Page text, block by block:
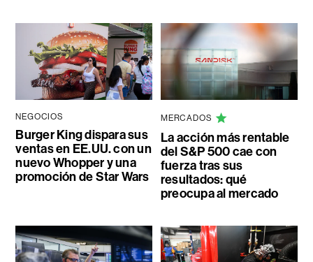
NEGOCIOS
Burger King dispara sus
ventas en EE.UU. con un
nuevo Whopper y una
promoción de Star Wars
MERCADOS
La acción más rentable
del S&P 500 cae con
fuerza tras sus
resultados: qué
preocupa al mercado